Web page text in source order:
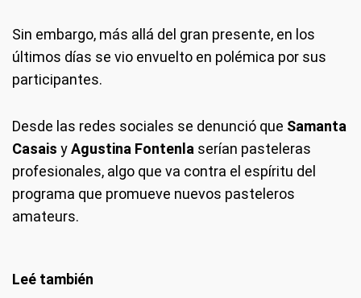
Sin embargo, más allá del gran presente, en los
últimos días se vio envuelto en polémica por sus
participantes.
Desde las redes sociales se denunció que Samanta
Casais yAgustina Fontenla serían pasteleras
profesionales, algo que va contra el espíritu del
programa que promueve nuevos pasteleros
amateurs.